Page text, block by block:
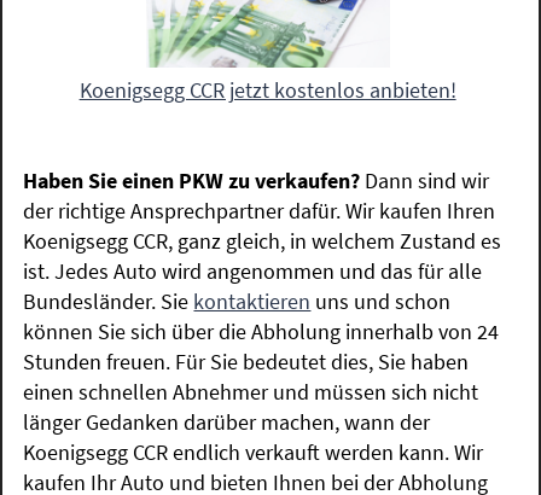
Koenigsegg CCR jetzt kostenlos anbieten!
Haben Sie einen PKW zu verkaufen? Dann sind wir
der richtige Ansprechpartner dafür. Wir kaufen Ihren
Koenigsegg CCR, ganz gleich, in welchem Zustand es
ist. Jedes Auto wird angenommen und das für alle
Bundesländer. Sie kontaktieren uns und schon
können Sie sich über die Abholung innerhalb von 24
Stunden freuen. Für Sie bedeutet dies, Sie haben
einen schnellen Abnehmer und müssen sich nicht
länger Gedanken darüber machen, wann der
Koenigsegg CCR endlich verkauft werden kann. Wir
kaufen Ihr Auto und bieten Ihnen bei der Abholung